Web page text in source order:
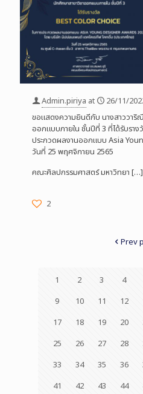
Admin.piriya at
26/11/
ขอแสดงความยินดีกับ นางสาววาริ
ออกแบบภายใน ชั้นปีที่ 3 ที่ได้รับรา
ประกวดผลงานออกแบบ Asia
วันที่ 25 พฤศจิกายน 2565
คณะศิลปกรรมศาสตร์ มหาวิทยา […]
2
Prev
1 2 3 4
9
10 11 12
17
18 19 20
25
26 27 28
33
34 35 36
41
42 43 44